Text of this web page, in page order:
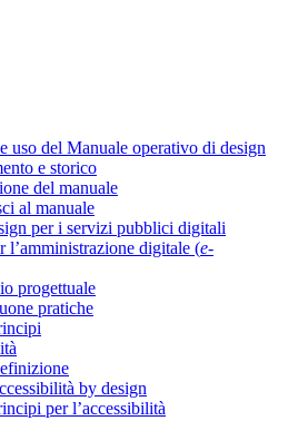
uso del Manuale operativo di design
e storico
del manuale
al manuale
per i servizi pubblici digitali
l’amministrazione digitale (e-
progettuale
pratiche
by design
per l’accessibilità